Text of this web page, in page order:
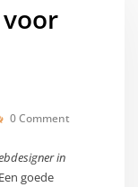
0 Comment
in
goede